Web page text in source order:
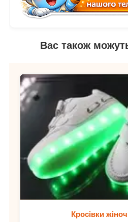
Вас також
Кросівки